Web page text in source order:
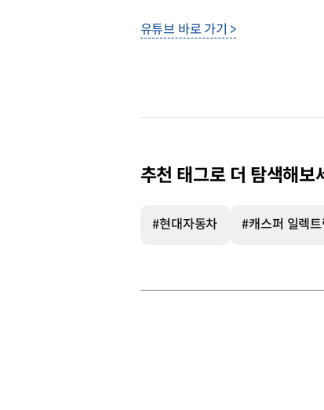
유튜브 바로 가기 >
추천 태그로 더 탐색해보
#현대자동차 #캐스퍼 일렉트